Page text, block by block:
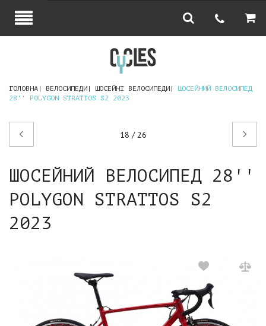
ГОЛОВНА ВЕЛОСИПЕДИ ШОСЕЙНІ ВЕЛОСИПЕДИ
ШОСЕЙНИЙ ВЕЛОСИПЕД
28'' POLYGON STRATTOS S2 2023
18 / 26
Наступний
ШОСЕЙНИЙ ВЕЛОСИПЕД 28''
POLYGON STRATTOS S2
2023